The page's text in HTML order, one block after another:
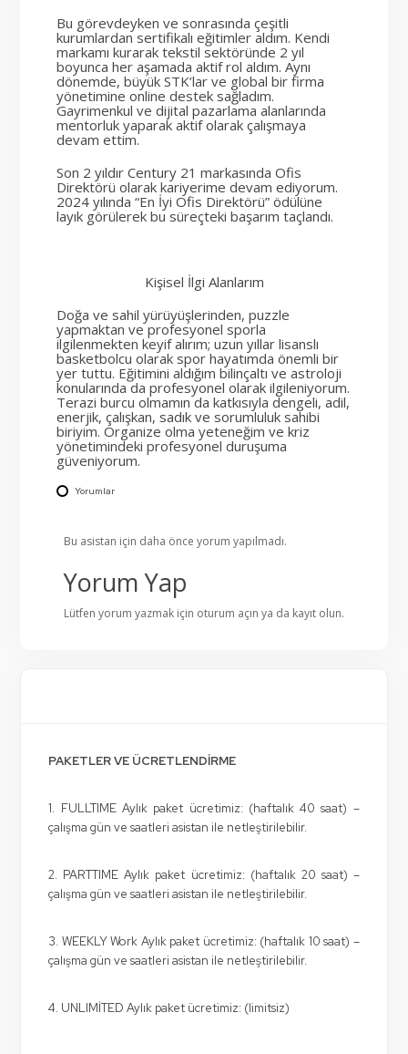
Bu görevdeyken ve sonrasında çeşitli
kurumlardan sertifikalı eğitimler aldım. Kendi
markamı kurarak tekstil sektöründe 2 yıl
boyunca her aşamada aktif rol aldım. Aynı
dönemde, büyük STK’lar ve global bir firma
yönetimine online destek sağladım.
Gayrimenkul ve dijital pazarlama alanlarında
mentorluk yaparak aktif olarak çalışmaya
devam ettim.
Son 2 yıldır Century 21 markasında Ofis
Direktörü olarak kariyerime devam ediyorum.
2024 yılında “En İyi Ofis Direktörü” ödülüne
layık görülerek bu süreçteki başarım taçlandı.
Kişisel İlgi Alanlarım
Doğa ve sahil yürüyüşlerinden, puzzle
yapmaktan ve profesyonel sporla
ilgilenmekten keyif alırım; uzun yıllar lisanslı
basketbolcu olarak spor hayatımda önemli bir
yer tuttu. Eğitimini aldığım bilinçaltı ve astroloji
konularında da profesyonel olarak ilgileniyorum.
Terazi burcu olmamın da katkısıyla dengeli, adil,
enerjik, çalışkan, sadık ve sorumluluk sahibi
biriyim. Organize olma yeteneğim ve kriz
yönetimindeki profesyonel duruşuma
güveniyorum.
Yorumlar
Bu asistan için daha önce yorum yapılmadı.
Yorum Yap
Lütfen yorum yazmak için oturum açın ya da kayıt olun.
PAKETLER VE ÜCRETLENDİRME
1. FULLTIME Aylık paket ücretimiz: (haftalık 40 saat) –
çalışma gün ve saatleri asistan ile netleştirilebilir.
2. PARTTIME Aylık paket ücretimiz: (haftalık 20 saat) –
çalışma gün ve saatleri asistan ile netleştirilebilir.
3. WEEKLY Work Aylık paket ücretimiz: (haftalık 10 saat) –
çalışma gün ve saatleri asistan ile netleştirilebilir.
4. UNLIMİTED Aylık paket ücretimiz: (limitsiz)